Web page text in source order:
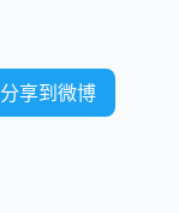
分享到微博